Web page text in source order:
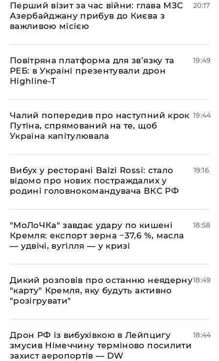
​Перший візит за час війни: глава МЗС
Азербайджану прибув до Києва з
важливою місією
20:17
​Повітряна платформа для зв’язку та
РЕБ: в Україні презентували дрон
Highline-T
19:49
​Чалий попередив про наступний крок
Путіна, спрямований на те, щоб
Україна капітулювала
19:44
​Вибух у ресторані Balzi Rossi: стало
відомо про нових постраждалих у
родині головнокомандувача ВКС РФ
19:16
​"МоЛоЧКа" завдає удару по кишені
Кремля: експорт зерна −37,6 %, масла
— удвічі, вугілля — у кризі
18:58
​Дикий розповів про останню неядерну
"карту" Кремля, яку будуть активно
"розігрувати"
18:49
​Дрон РФ із вибухівкою в Лейпцигу
змусив Німеччину терміново посилити
захист аеропортів — DW
18:44